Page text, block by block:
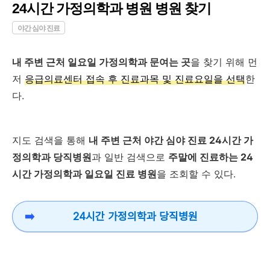
24시간 가정의학과 병원 병원 찾기
야간 심야 진료
내 주변 근처 일요일 가정의학과 문여는 곳을 찾기 위해 먼
저 응급의료센터 접속 후 진료과목 및 진료요일을 선택한
다.
지도 검색을 통해 내 주변 근처 야간 심야 진료 24시간 가
정의학과 당직병원과 일반 검색으로 주말에 진료하는 24
시간 가정의학과 일요일 진료 병원을 조회할 수 있다.
24시간 가정의학과 당직병원